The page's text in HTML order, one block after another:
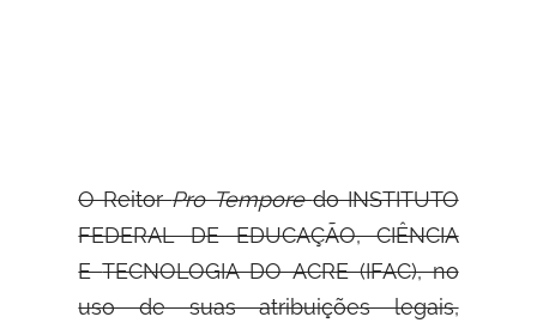
O ReitorPro Temporedo INSTITUTO
FEDERAL DE EDUCAÇÃO, CIÊNCIA
ETECNOLOGIA DO ACRE (IFAC), no
uso de suas atribuições legais,